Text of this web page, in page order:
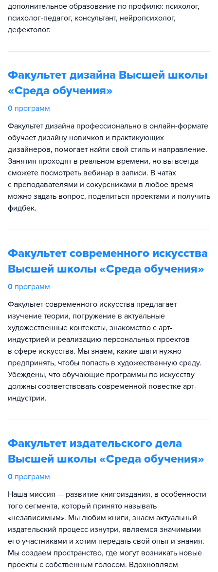
дополнительное образование по профилю: психолог,
психолог-педагог, консультант, нейропсихолог,
дефектолог.
Факультет дизайна Высшей школы
«Среда обучения»
0 программ
Факультет дизайна профессионально в онлайн-формате
обучает дизайну новичков и практикующих
дизайнеров, помогает найти свой стиль и направление.
Занятия проходят в реальном времени, но вы всегда
сможете посмотреть вебинар в записи. В чатах
с преподавателями и сокурсниками в любое время
можно задать вопрос, поделиться проектами и получить
фидбек.
Факультет современного искусства
Высшей школы «Среда обучения»
0 программ
Факультет современного искусства предлагает
изучение теории, погружение в актуальные
художественные контексты, знакомство с арт-
индустрией и реализацию персональных проектов
в сфере искусства. Мы знаем, какие шаги нужно
предпринять, чтобы попасть в художественную среду.
Убеждены, что обучающие программы по искусству
должны соответствовать современной повестке арт-
индустрии.
Факультет издательского дела
Высшей школы «Среда обучения»
0 программ
Наша миссия — развитие книгоиздания, в особенности
того сегмента, который принято называть
«независимым». Мы любим книги, знаем актуальный
издательский процесс изнутри, являемся значимыми
его участниками и хотим передать свой опыт и знания.
Мы создаем пространство, где могут возникать новые
проекты с собственным голосом. Вдохновляем